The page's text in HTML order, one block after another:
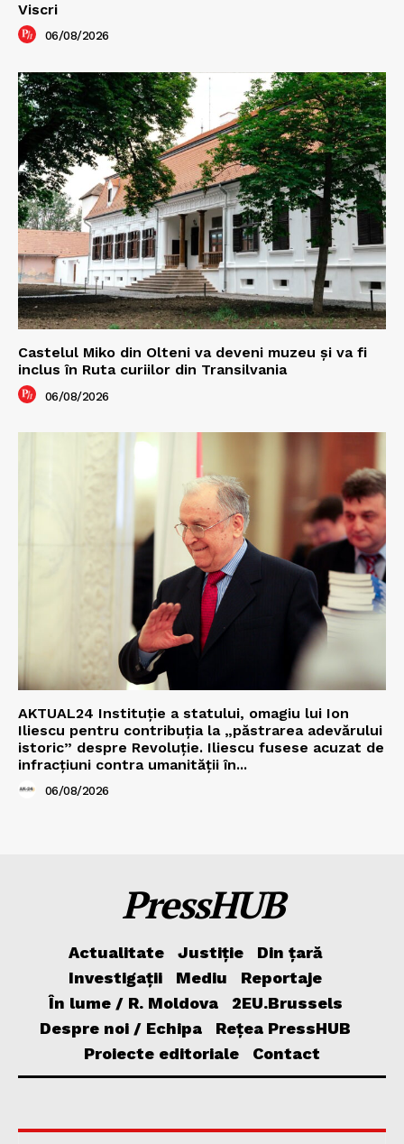
Viscri
06/08/2026
Castelul Miko din Olteni va deveni muzeu şi va fi
inclus în Ruta curiilor din Transilvania
06/08/2026
AKTUAL24 Instituție a statului, omagiu lui Ion
Iliescu pentru contribuția la „păstrarea adevărului
istoric” despre Revoluție. Iliescu fusese acuzat de
infracțiuni contra umanității în...
06/08/2026
PressHUB
Actualitate Justiție
Din țară
Investigații
Mediu
Reportaje
În lume / R. Moldova
2EU.Brussels
Despre noi / Echipa
Rețea PressHUB
Proiecte editoriale
Contact